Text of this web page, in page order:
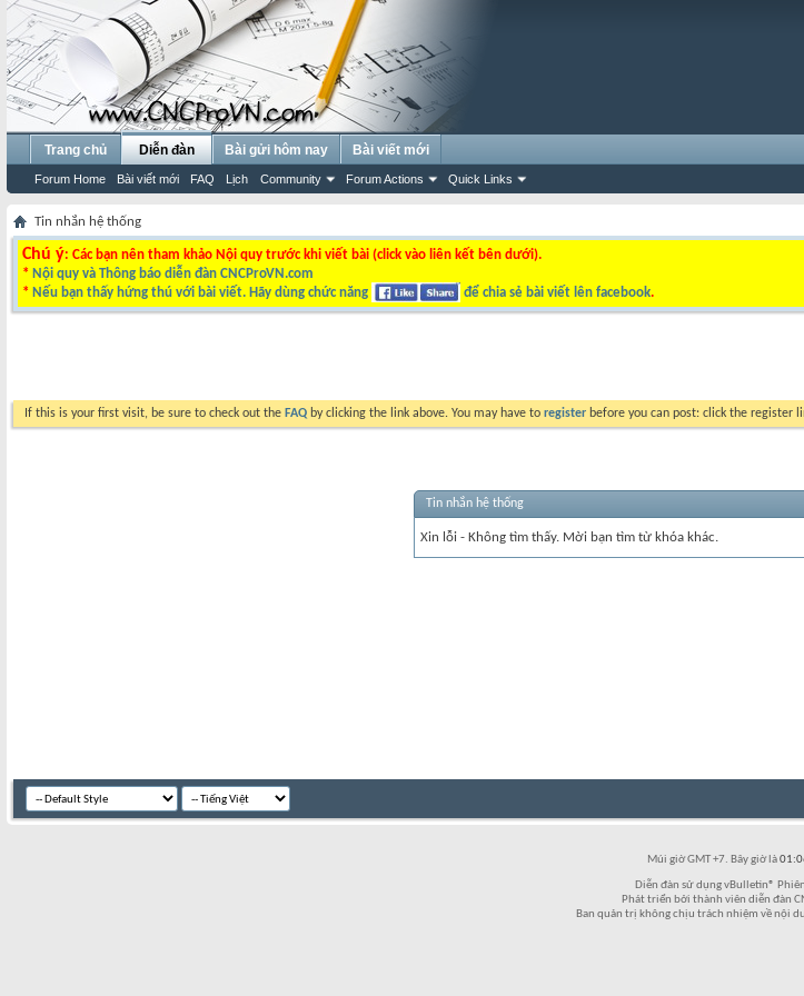
Trang chủ Diễn đàn
Forum Home Bài viết mới FAQ Lịch Community Forum Actions Quick Links
Bài gửi hôm nay Bài viết mới
Tin nhắn hệ thống
Chú ý: Các bạn nên tham khảo Nội quy trước khi viết bài (click vào liên kết bên dưới).
* Nội quy và Thông báo diễn đàn CNCProVN.com
* Nếu bạn thấy hứng thú với bài viết. Hãy dùng chức năng để chia sẻ bài viết lên facebook.
If this is your first visit, be sure to check out the FAQ by clicking the link above. You may have to register before you can post: click the register
Tin nhắn hệ thống
Xin lỗi - Không tìm thấy. Mời bạn tìm từ khóa khác.
Múi giờ GMT +7. Bây giờ là
Diễn đàn sử dụng vBulletin®
Phát triển bởi thành viên diễn đàn
Ban quản trị không chịu trách nhiệm về nội